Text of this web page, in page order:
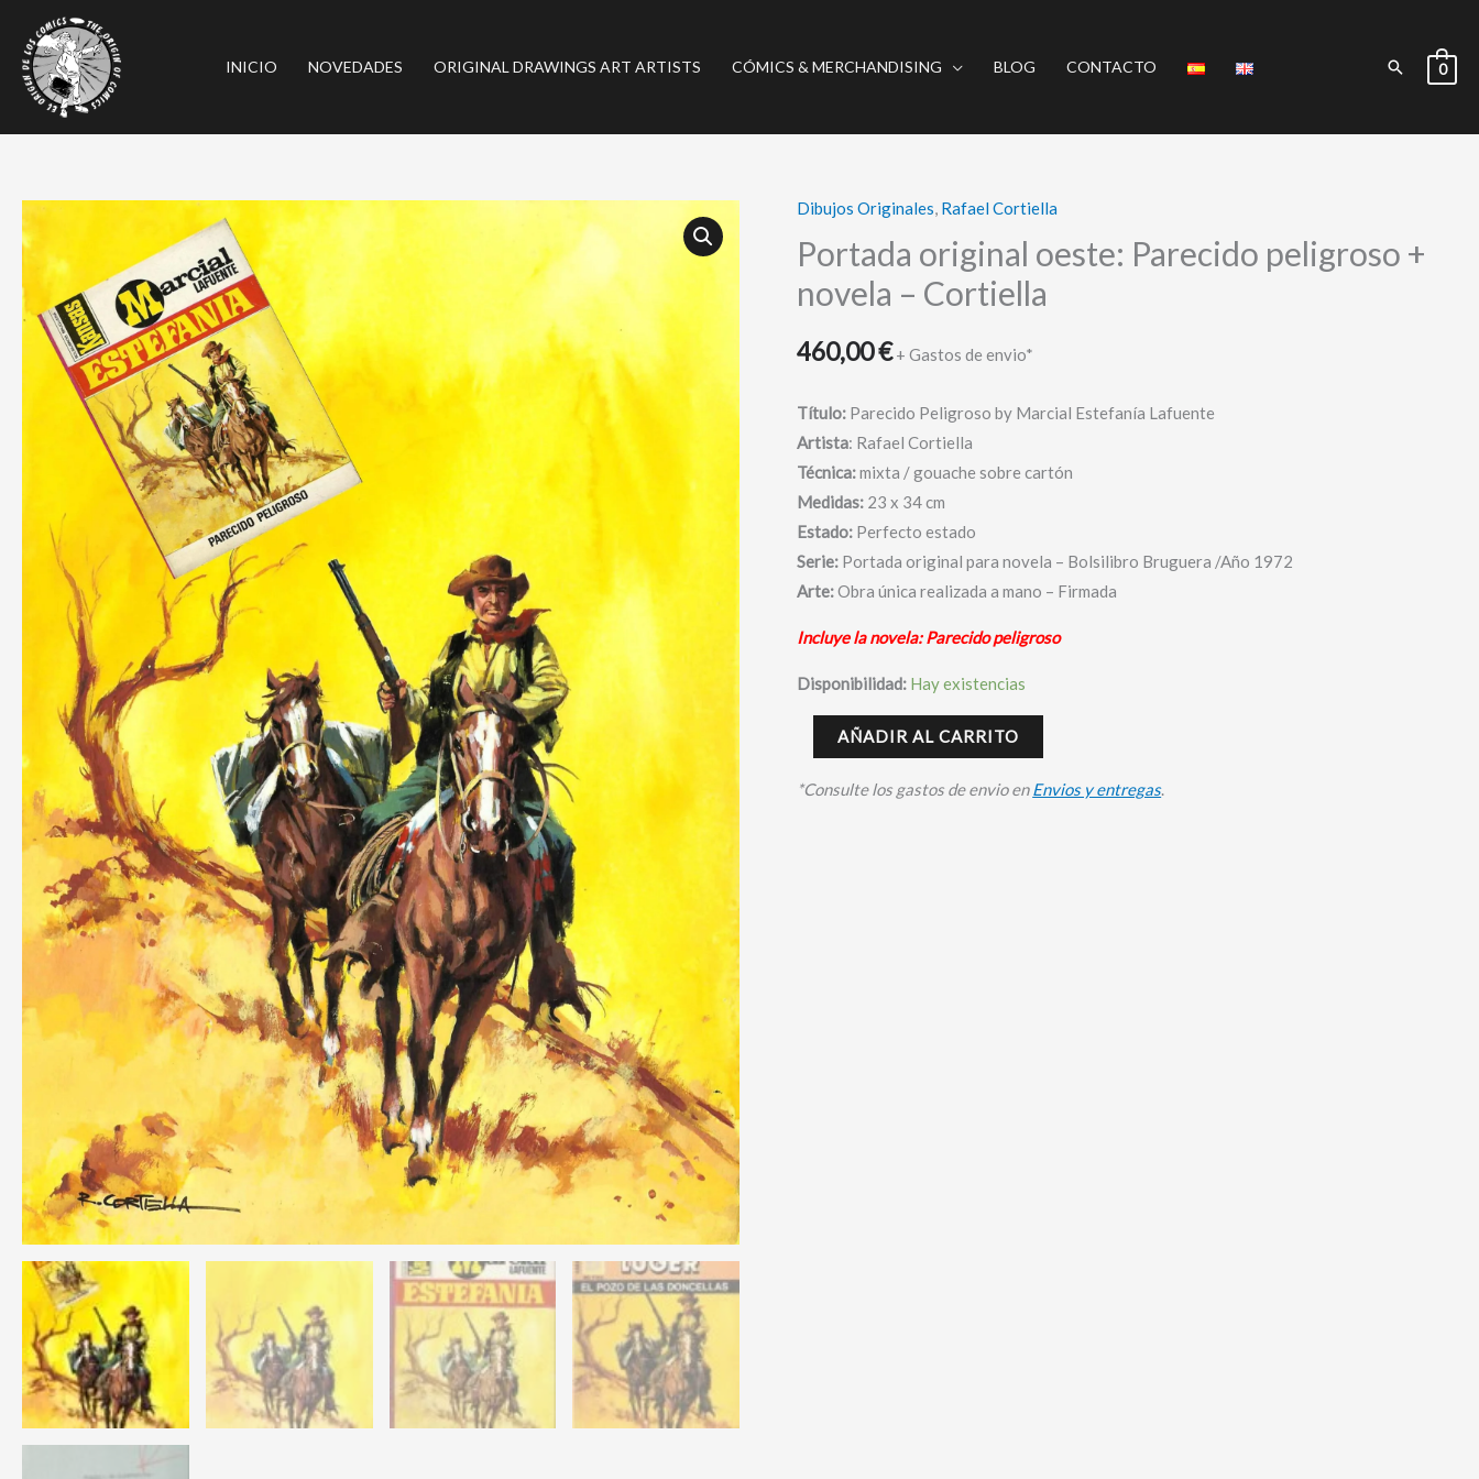
contenido
INICIO NOVEDADES ORIGINAL DRAWINGS ART ARTISTS CÓMICS & MERCHANDISING BLOG CONTACTO Buscar
0
Dibujos Originales, Rafael Cortiella
Portada original oeste: Parecido peligroso +
novela – Cortiella
460,00€ + Gastos de envio*
Título: Parecido Peligroso by Marcial Estefanía Lafuente
Artista: Rafael Cortiella
Técnica:mixta /gouache sobre cartón
Medidas: 23 x 34 cm
Estado: Perfecto estado
Serie: Portada original para novela – Bolsilibro Bruguera /Año 1972
Arte:Obra única realizada a mano – Firmada
Incluye la novela: Parecido peligroso
Disponibilidad: Hay existencias
Portada
original
oeste:
Parecido
+
-
Cortiella
cantidad
AÑADIR AL CARRITO
*Consulte los gastos de envio enEnvios y entregas.